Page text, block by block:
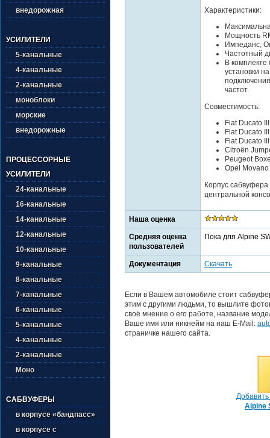
внедорожная
УСИЛИТЕЛИ
5-канальные
4-канальные
2-канальные
моноблоки
морские
внедорожные
ПРОЦЕССОРНЫЕ
УСИЛИТЕЛИ
24-канальные
16-канальные
14-канальные
12-канальные
10-канальные
9-канальные
8-канальные
7-канальные
6-канальные
5-канальные
4-канальные
2-канальные
Моно
САБВУФЕРЫ
в корпусе «бандпасс»
в корпусе с
Характеристики:
Мощность
Импеданс,
Частотный
В
установки
частот.
Совместимость:
Fiat Ducato
Fiat Ducato
Fiat Ducato
Citroën
Peugeot
Opel
Корпус сабвуфера
центральной
Наша оценка
Средняя оценка
пользователей
Пока для Alpine
Документация Скачать
Если в Вашем автомобиле стоит
этим с другими людьми, то вышлите
своё мнение о его работе, название
Ваше имя или никнейм на наш E-Mail:
страничке нашего сайта.
Alpine